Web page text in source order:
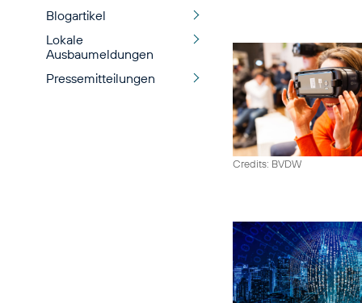
Blogartikel
Lokale
Ausbaumeldungen
Pressemitteilungen
Credits: BVDW